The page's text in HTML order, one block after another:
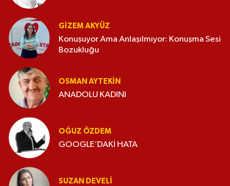
GIZEM AKYÜZ
Konuşuyor Ama Anlaşılmıyor: Konuşma Sesi
Bozukluğu
OSMAN AYTEKIN
ANADOLU KADINI
OĞUZ ÖZDEM
GOOGLE’DAKİ HATA
SUZAN DEVELI